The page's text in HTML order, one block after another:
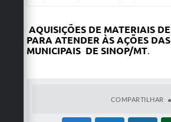
AQUISIÇÕES DE MATERIAIS DE
PARA ATENDER ÀS AÇÕES DAS
MUNICIPAIS DE SINOP/MT.
COMPARTILHAR